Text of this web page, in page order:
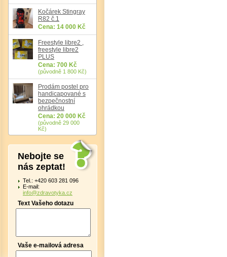
Kočárek Stingray
R82 č.1
Cena: 14 000 Kč
Freestyle libre2 ,
freestyle libre2
PLUS
Cena: 700 Kč
(původně 1 800 Kč)
Prodám postel pro
handicapované s
bezpečnostní
ohrádkou
Cena: 20 000 Kč
(původně 29 000
Kč)
Nebojte se
nás zeptat!
Tel.: +420 603 281 096
E-mail:
info@zdravotyka.cz
Text Vašeho dotazu
Vaše e-mailová adresa